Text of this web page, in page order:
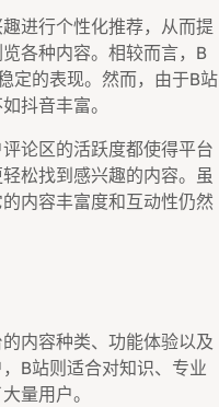
进行个性化推荐，从而提
各种内容。相较而言，B
定的表现。然而，由于B站
抖音丰富。
论区的活跃度都使得平台
松找到感兴趣的内容。虽
内容丰富度和互动性仍然
内容种类、功能体验以及
B站则适合对知识、专业
量用户。